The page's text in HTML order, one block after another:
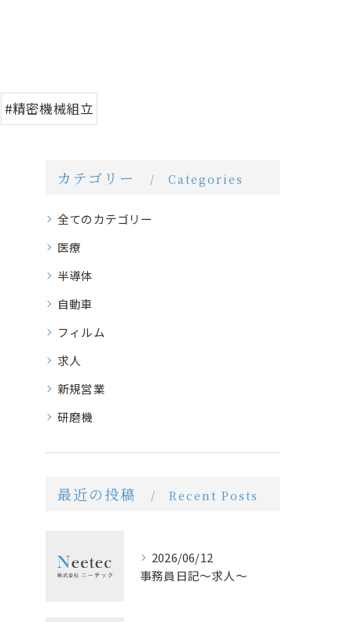
#精密機械組立
カテゴリー Categories
全てのカテゴリー
医療
半導体
自動車
フィルム
求人
新規営業
研磨機
最近の投稿 Recent Posts
2026/06/12
事務員日記〜求人〜